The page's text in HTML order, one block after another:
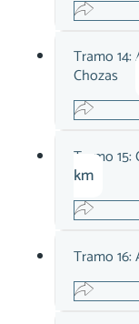
Tramo
Chozas
Tramo 15:
km
Tramo 16: